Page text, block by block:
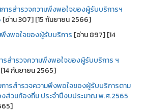
ารสำรวจความพึงพอใจของผู้รับบริการฯ
[อ่าน 307] [15 กันยายน 2566]
พึงพอใจของผู้รับบริการ [อ่าน 897] [14
รสำรวจความพึงพอใจของผู้รับบริการ ฯ
กันยายน 2565]
ารสำรวจความพึงพอใจของผู้รับบริการตาม
ส่วนท้องถิ่น ประจำปีงบประมาณ พ.ศ.2565